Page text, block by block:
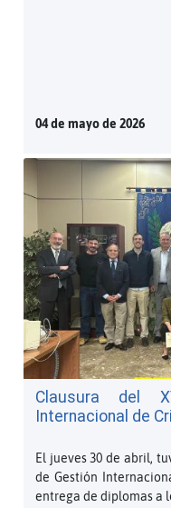
04 de mayo de 2026
Clausura del
Internacional de
El jueves 30 de abril,
de Gestión
entrega de diplomas a